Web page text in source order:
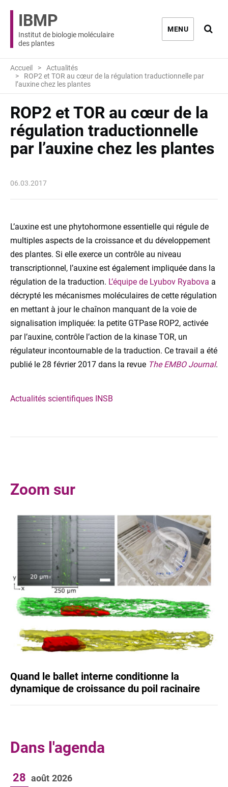
IBMP
Institut de biologie moléculaire
des plantes
MENU
Accueil
Actualités
ROP2 et TOR au cœur de la régulation traductionnelle par
l’auxine chez les plantes
ROP2 et TOR au cœur de la
régulation traductionnelle
par l’auxine chez les plantes
06.03.2017
L’auxine est une phytohormone essentielle qui régule de
multiples aspects de la croissance et du développement
des plantes. Si elle exerce un contrôle au niveau
transcriptionnel, l’auxine est également impliquée dans la
régulation de la traduction. L’équipe de Lyubov Ryabova a
décrypté les mécanismes moléculaires de cette régulation
en mettant à jour le chaînon manquant de la voie de
signalisation impliquée: la petite GTPase ROP2, activée
par l’auxine, contrôle l’action de la kinase TOR, un
régulateur incontournable de la traduction. Ce travail a été
publié le 28 février 2017 dans la revue The EMBO Journal.
Actualités scientifiques INSB
Zoom sur
Quand le ballet interne conditionne la
dynamique de croissance du poil racinaire
Dans l'agenda
28 août 2026